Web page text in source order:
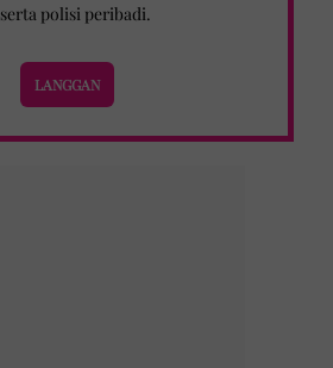
serta polisi peribadi.